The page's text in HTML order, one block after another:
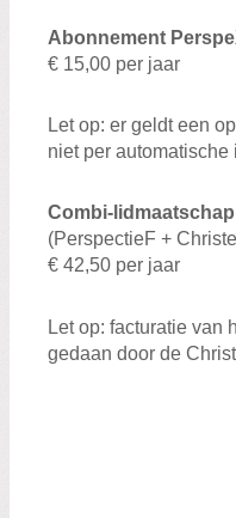
Abonnement
€ 15,00 per jaar
Let op: er geldt een
niet per
Combi-lidmaatschap
(PerspectieF +
€ 42,50 per jaar
Let op: facturatie van
gedaan door de